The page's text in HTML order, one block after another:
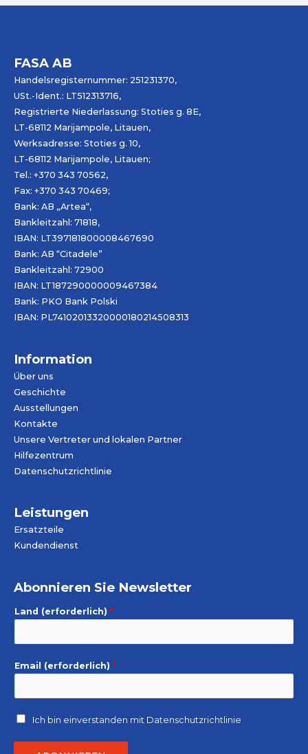
FASA AB
Handelsregisternummer: 251231370,
USt.-Ident.: LT512313716,
Registrierte Niederlassung: Stoties g. 8E,
LT-68112 Marijampole, Litauen,
Werksadresse: Stoties g. 10,
LT-68112 Marijampole, Litauen;
Tel.: +370 343 70562,
Fax: +370 343 70469;
Bank: AB „Artea“,
Bankleitzahl: 71818,
IBAN: LT397181800008467690
Bank: AB “Citadele”
Bankleitzahl: 72900
IBAN: LT187290000009467384
Bank: PKO Bank Polski
IBAN: PL74102013320000180214508313
Information
Über uns
Geschichte
Ausstellungen
Kontakte
Unsere Vertreter und lokalen Partner
Hilfezentrum
Datenschutzrichtlinie
Leistungen
Ersatzteile
Kundendienst
Abonnieren Sie Newsletter
Land (erforderlich) *
Email (erforderlich) *
Ich bin einverstanden mit Datenschutzrichtlinie